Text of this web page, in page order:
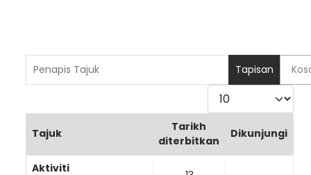
Tapisan
Paparkan
Articles
Tajuk
Tarikh
diterbitkan
Dikunjungi
Aktiviti